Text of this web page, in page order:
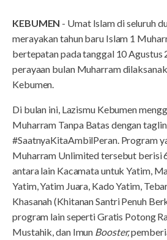
KEBUMEN - Umat Islam di seluruh
merayakan tahun baru Islam 1
bertepatan pada tanggal 10 Agustus
perayaan bulan Muharram
Kebumen.
Di bulan ini, Lazismu Kebumen
Muharram Tanpa Batas dengan
#SaatnyaKitaAmbilPeran. Program
Muharram Unlimited tersebut berisi
antara lain Kacamata untuk Yatim,
Yatim, Yatim Juara, Kado Yatim,
Khasanah (Khitanan Santri Penuh
program lain seperti Gratis Potong
Mustahik, dan Imun Booster,